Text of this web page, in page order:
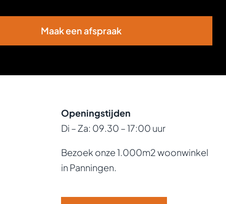
Maak een afspraak
Openingstijden
Di – Za: 09.30 – 17:00 uur
Bezoek onze 1.000m2 woonwinkel
in Panningen.